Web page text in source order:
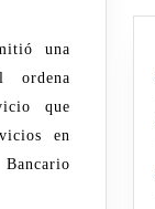
uso
ordena
que
en